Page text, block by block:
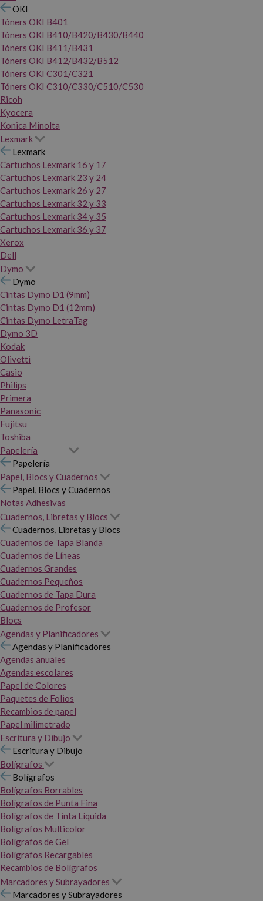
OKI
Tóners OKI B401
Tóners OKI B410/B420/B430/B440
Tóners OKI B411/B431
Tóners OKI B412/B432/B512
Tóners OKI C301/C321
Tóners OKI C310/C330/C510/C530
Ricoh
Kyocera
Konica Minolta
Lexmark
Lexmark
Cartuchos Lexmark 16 y 17
Cartuchos Lexmark 23 y 24
Cartuchos Lexmark 26 y 27
Cartuchos Lexmark 32 y 33
Cartuchos Lexmark 34 y 35
Cartuchos Lexmark 36 y 37
Xerox
Dell
Dymo
Dymo
Cintas Dymo D1 (9mm)
Cintas Dymo D1 (12mm)
Cintas Dymo LetraTag
Dymo 3D
Kodak
Olivetti
Casio
Philips
Primera
Panasonic
Fujitsu
Toshiba
Papelería
Papelería
Papel, Blocs y Cuadernos
Papel, Blocs y Cuadernos
Notas Adhesivas
Cuadernos, Libretas y Blocs
Cuadernos, Libretas y Blocs
Cuadernos de Tapa Blanda
Cuadernos de Líneas
Cuadernos Grandes
Cuadernos Pequeños
Cuadernos de Tapa Dura
Cuadernos de Profesor
Blocs
Agendas y Planificadores
Agendas y Planificadores
Agendas anuales
Agendas escolares
Papel de Colores
Paquetes de Folios
Recambios de papel
Papel milimetrado
Escritura y Dibujo
Escritura y Dibujo
Bolígrafos
Bolígrafos
Bolígrafos Borrables
Bolígrafos de Punta Fina
Bolígrafos de Tinta Líquida
Bolígrafos Multicolor
Bolígrafos de Gel
Bolígrafos Recargables
Recambios de Bolígrafos
Marcadores y Subrayadores
Marcadores y Subrayadores